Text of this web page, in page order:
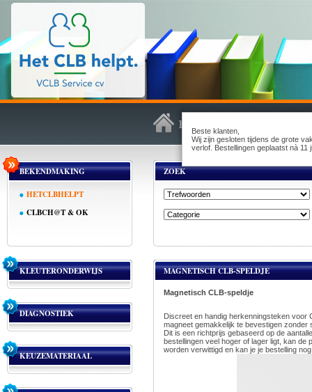
Beste klanten,
Wij zijn gesloten tijdens de grote
verlof. Bestellingen geplaatst nà
BEKENDMAKING
HETCLBHELPT
CLBCH@T & OK
KLEUTERONDERWIJS
DIAGNOSTIEK
KEUZEMATERIAAL
ZOEK
MAGNETISCH CLB-SPELDJE
Magnetisch CLB-speldje
Discreet en handig herkenningsteken voor
magneet gemakkelijk te bevestigen
Dit is een richtprijs gebaseerd op de
bestellingen veel hoger of lager ligt, kan de
worden verwittigd en kan je je bestelling